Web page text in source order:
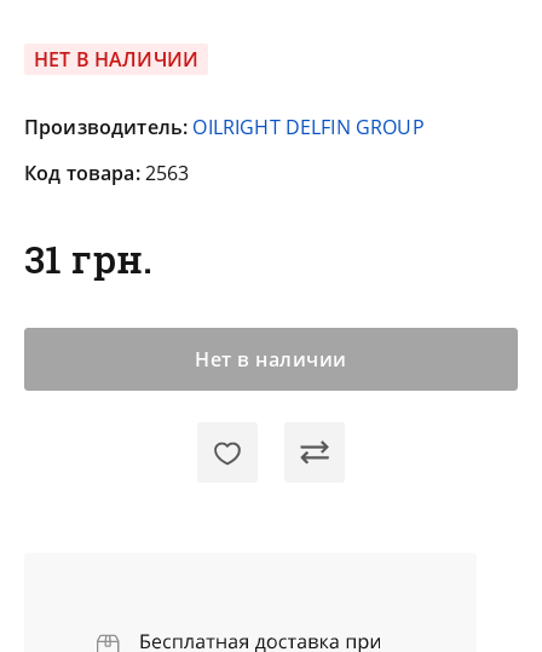
НЕТ В НАЛИЧИИ
Производитель: OILRIGHT DELFIN GROUP
Код товара:2563
31 грн.
Нет в наличии